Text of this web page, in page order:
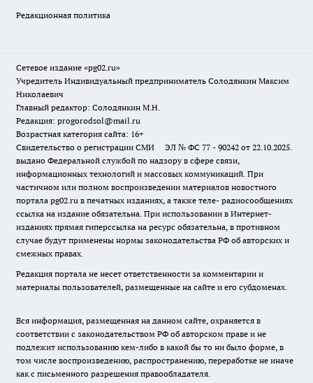
Редакционная политика
Сетевое издание «pg02.ru»
Учредитель Индивидуальный предприниматель Солодянкин Максим
Николаевич
Главный редактор: Солодянкин М.Н.
Редакция: progorodsol@mail.ru
Возрастная категория сайта: 16+
Свидетельство о регистрации СМИ ЭЛ № ФС 77 - 90242 от 22.10.2025.
выдано Федеральной службой по надзору в сфере связи,
информационных технологий и массовых коммуникаций. При
частичном или полном воспроизведении материалов новостного
портала pg02.ru в печатных изданиях, а также теле- радиосообщениях
ссылка на издание обязательна. При использовании в Интернет-
изданиях прямая гиперссылка на ресурс обязательна, в противном
случае будут применены нормы законодательства РФ об авторских и
смежных правах.
Редакция портала не несет ответственности за комментарии и
материалы пользователей, размещенные на сайте и его субдоменах.
Вся информация, размещенная на данном сайте, охраняется в
соответствии с законодательством РФ об авторском праве и не
подлежит использованию кем-либо в какой бы то ни было форме, в
том числе воспроизведению, распространению, переработке не иначе
как с письменного разрешения правообладателя.